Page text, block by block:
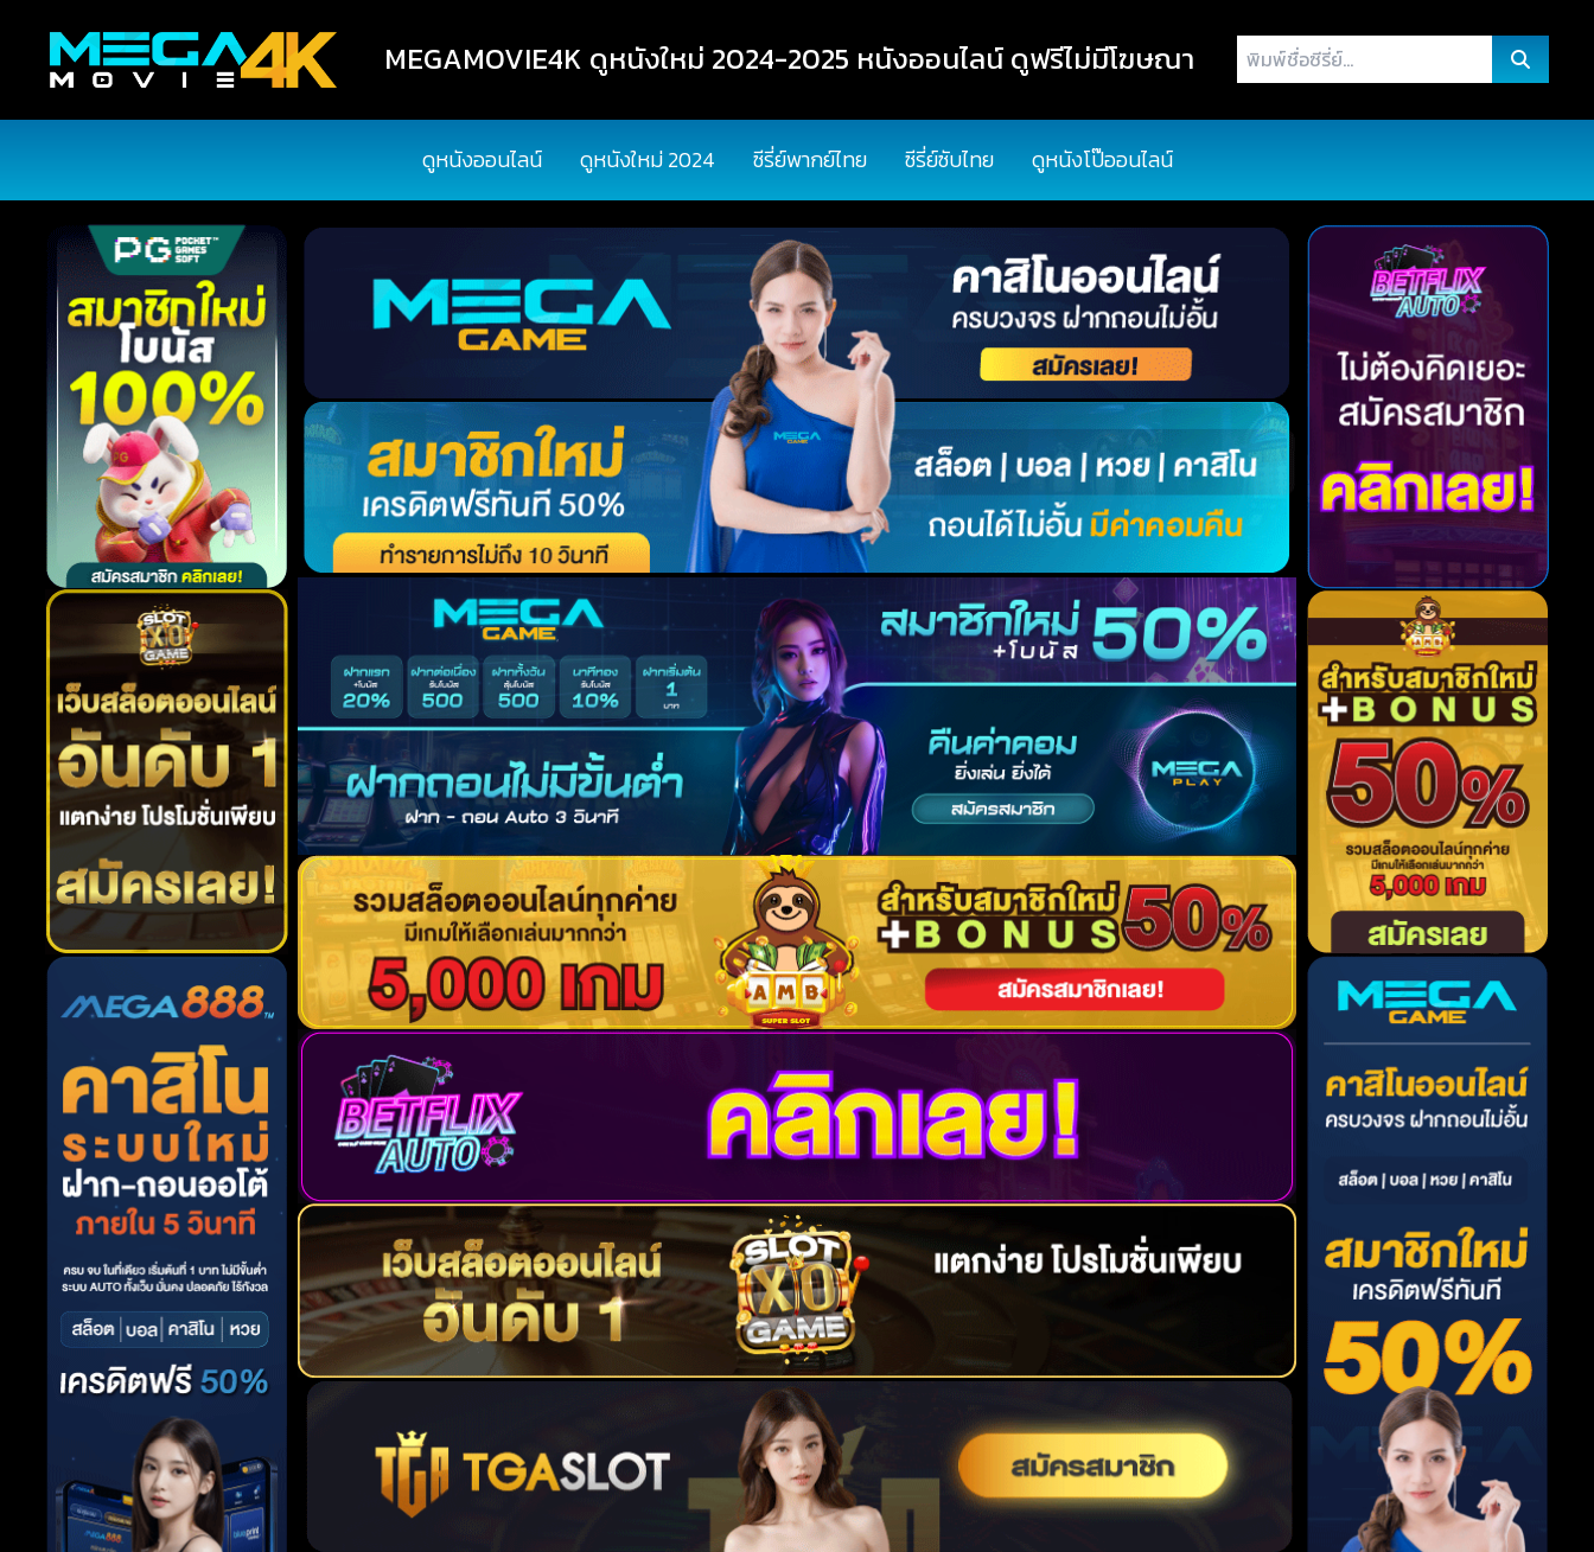
MEGAMOVIE4K ดูหนังใหม่ 2024-2025 หนังออนไลน์ ดูฟรีไม่มีโฆษณา
พิมพ์
ชื่อ
ดูหนังออนไลน์ ดูหนังใหม่ 2024 ซีรี่ย์พากย์ไทย ซีรี่ย์ซับไทย ดูหนังโป๊ออนไลน์